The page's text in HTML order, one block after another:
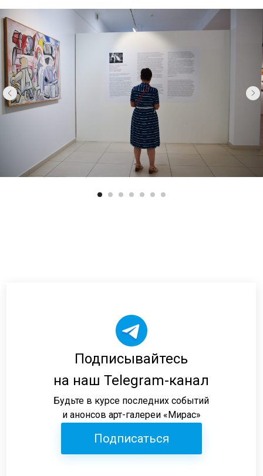
Подписывайтесь
на наш Telegram-канал
Будьте в курсе последних событий
и анонсов арт-галереи «Мирас»
Подписаться